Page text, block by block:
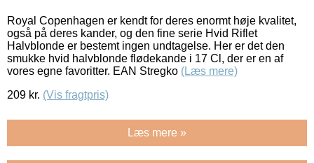
Royal Copenhagen er kendt for deres enormt høje kvalitet,
også på deres kander, og den fine serie Hvid Riflet
Halvblonde er bestemt ingen undtagelse. Her er det den
smukke hvid halvblonde flødekande i 17 Cl, der er en af
vores egne favoritter. EAN Stregko (Læs mere)
209 kr. (Vis fragtpris)
Læs mere »